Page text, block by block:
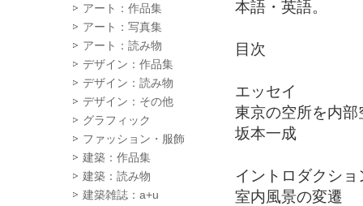
アート：作品集
アート：写真集
アート：読み物
デザイン：作品集
デザイン：読み物
デザイン：その他
グラフィック
ファッション・服飾
建築：作品集
建築：読み物
建築雑誌：a+u
本語・英語。
目次
エッセイ
東京の空所を内
坂本一成
イントロダクショ
室内風景の変遷